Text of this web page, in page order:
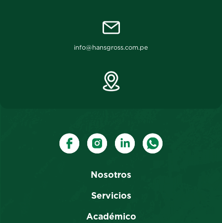
info@hansgross.com.pe
Nosotros
Servicios
Académico